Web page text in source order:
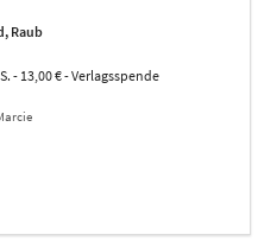
Raub
- 13,00 € - Verlagsspende